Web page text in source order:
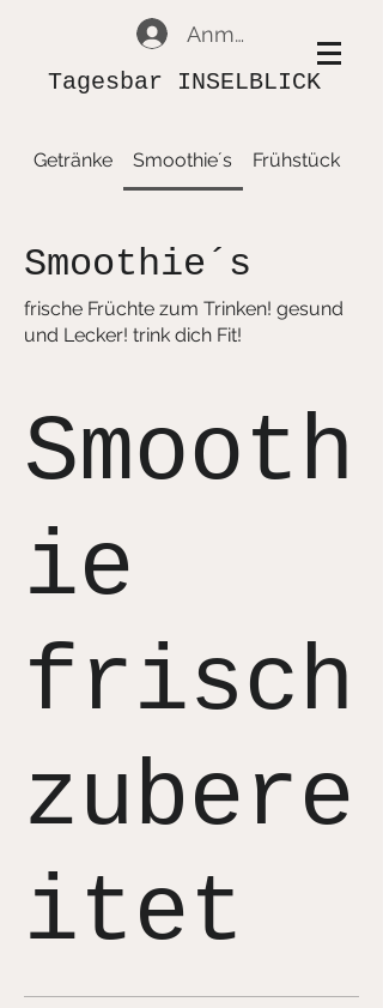
Tagesbar INSELBLICK
Anmelden
Getränke Smoothie´s Frühstück
Smoothie´s
frische Früchte zum Trinken! gesund
und Lecker! trink dich Fit!
Smooth
ie
frisch
zubere
itet